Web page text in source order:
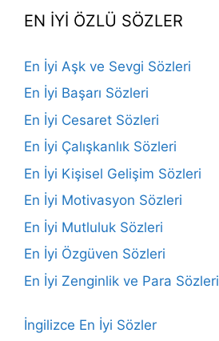
EN İYİ ÖZLÜ SÖZLER
En İyi Aşk ve Sevgi Sözleri
En İyi Başarı Sözleri
En İyi Cesaret Sözleri
En İyi Çalışkanlık Sözleri
En İyi Kişisel Gelişim Sözleri
En İyi Motivasyon Sözleri
En İyi Mutluluk Sözleri
En İyi Özgüven Sözleri
En İyi Zenginlik ve Para Sözleri
İngilizce En İyi Sözler